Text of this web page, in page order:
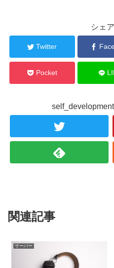
シェ
Twitter
Pocket
関連記事
サーバー